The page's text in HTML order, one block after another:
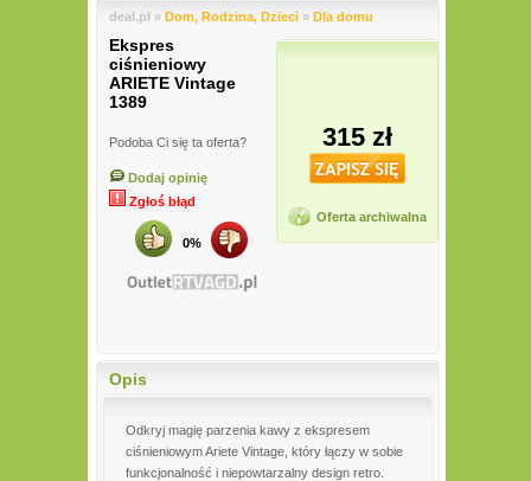
deal.pl » Dom, Rodzina, Dzieci » Dla domu
Ekspres
ciśnieniowy
ARIETE Vintage
1389
Podoba Ci się ta oferta?
Dodaj opinię
Zgłoś błąd
0%
315 zł
Oferta archiwalna
Opis
Odkryj magię parzenia kawy z ekspresem
ciśnieniowym Ariete Vintage, który łączy w sobie
funkcjonalność i niepowtarzalny design retro.